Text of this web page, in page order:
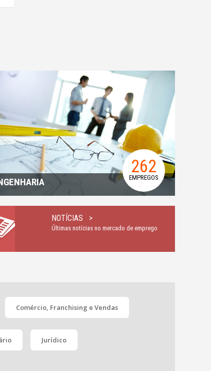
262
EMPREGOS
NOTÍCIAS >
Últimas notícias no mercado de emprego
Comércio, Franchising e Vendas
Jurídico